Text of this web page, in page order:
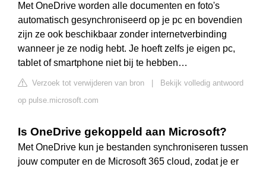
Met OneDrive worden alle documenten en foto's
automatisch gesynchroniseerd op je pc en bovendien
zijn ze ook beschikbaar zonder internetverbinding
wanneer je ze nodig hebt. Je hoeft zelfs je eigen pc,
tablet of smartphone niet bij te hebben…
Verzoek tot verwijderen van bron
Bekijk volledig antwoord
op pulse.microsoft.com
Is OneDrive gekoppeld aan Microsoft?
Met OneDrive kun je bestanden synchroniseren tussen
jouw computer en de Microsoft 365 cloud, zodat je er